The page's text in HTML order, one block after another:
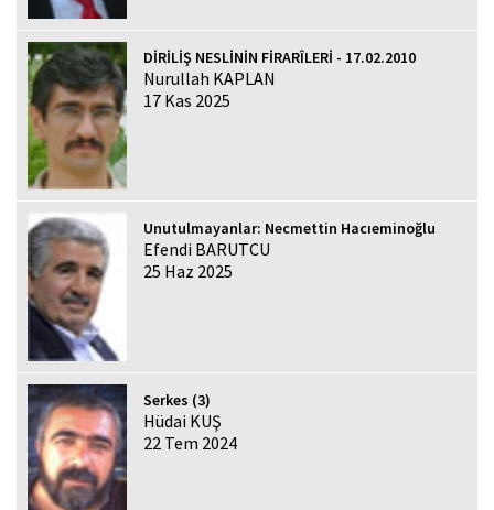
DİRİLİŞ NESLİNİN FİRARÎLERİ - 17.02.2010
Nurullah KAPLAN
17 Kas 2025
Unutulmayanlar: Necmettin Hacıeminoğlu
Efendi BARUTCU
25 Haz 2025
Serkes (3)
Hüdai KUŞ
22 Tem 2024